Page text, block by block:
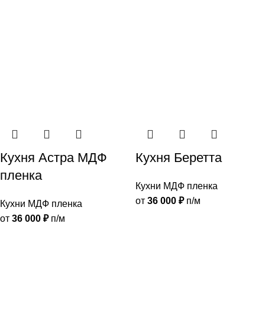
Кухня Астра МДФ
пленка
Кухни МДФ пленка
от 36 000 ₽п/м
Кухня Беретта
Кухни МДФ пленка
от 36 000 ₽п/м